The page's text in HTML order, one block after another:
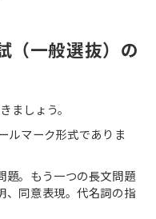
（一般選抜）の
ましょう。
ルマーク形式でありま
題。もう一つの長文問題
、同意表現。代名詞の指